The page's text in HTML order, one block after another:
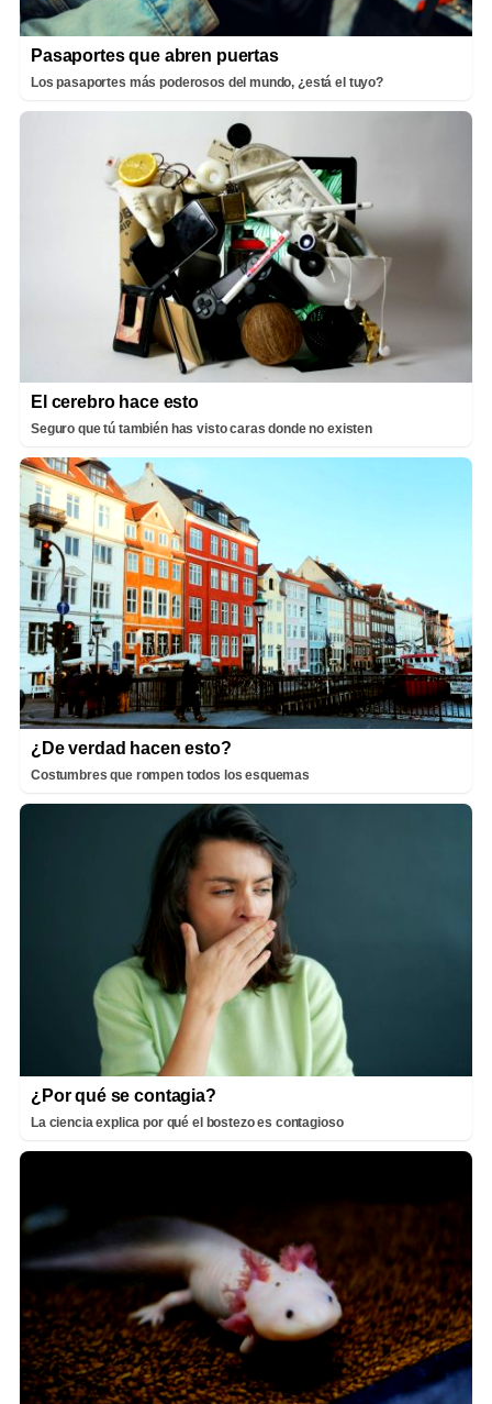
Pasaportes que abren puertas
Los pasaportes más poderosos del mundo, ¿está el tuyo?
El cerebro hace esto
Seguro que tú también has visto caras donde no existen
¿De verdad hacen esto?
Costumbres que rompen todos los esquemas
¿Por qué se contagia?
La ciencia explica por qué el bostezo es contagioso